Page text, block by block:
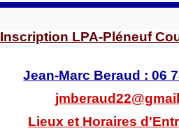
Inscription LPA-Pléneuf
Jean-Marc Beraud :06
Lieux et Horaires